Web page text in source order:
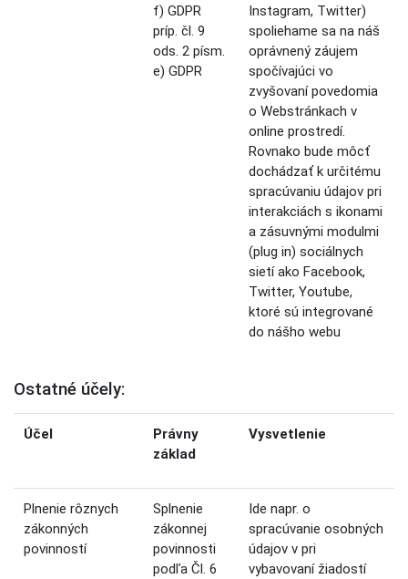
f) GDPR
príp. čl. 9
ods. 2 písm.
e) GDPR
Instagram, Twitter)
spoliehame sa na náš
oprávnený záujem
spočívajúci vo
zvyšovaní povedomia
o Webstránkach v
online prostredí.
Rovnako bude môcť
dochádzať k určitému
spracúvaniu údajov pri
interakciách s ikonami
a zásuvnými modulmi
(plug in) sociálnych
sietí ako Facebook,
Twitter, Youtube,
ktoré sú integrované
do nášho webu
Ostatné účely:
Účel
Právny
základ
Vysvetlenie
Plnenie rôznych
zákonných
povinností
Splnenie
zákonnej
povinnosti
podľa Čl. 6
Ide napr. o
spracúvanie osobných
údajov v pri
vybavovaní žiadostí